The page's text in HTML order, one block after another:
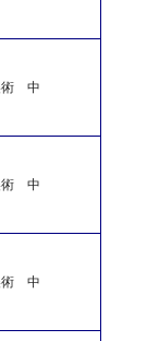
術 中
術 中
術 中